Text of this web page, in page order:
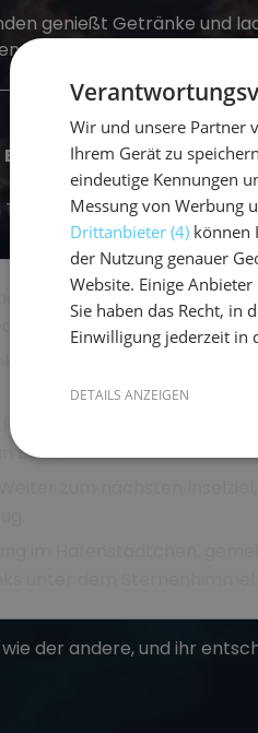
Tag auf einemSegeltörn für
in einer ruhigen Bucht,
in einer einsamen Bucht zum
Bord.
wie der andere, und ihr
Wir und unsere Partner
Ihrem Gerät zu
eindeutige Kennungen
Messung von Werbung
Drittanbieter (4) können
der Nutzung genauer
Website. Einige
Sie haben das Recht, in
Einwilligung jederzeit in
DETAILS ANZEIGEN